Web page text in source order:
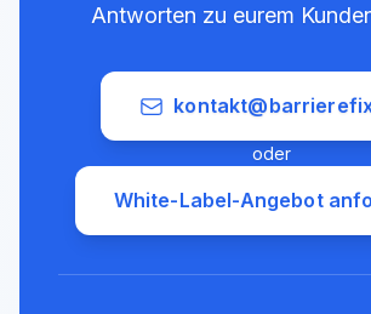
Antworten zu eurem
oder
White-Label-Angebot